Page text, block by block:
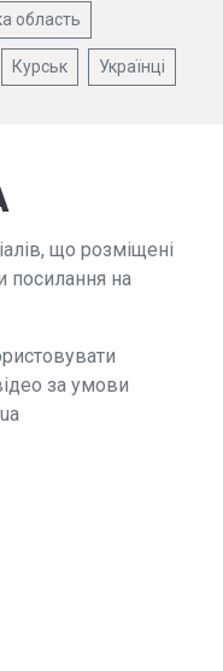
область
Курськ Українці
що розміщені
посилання на
за умови